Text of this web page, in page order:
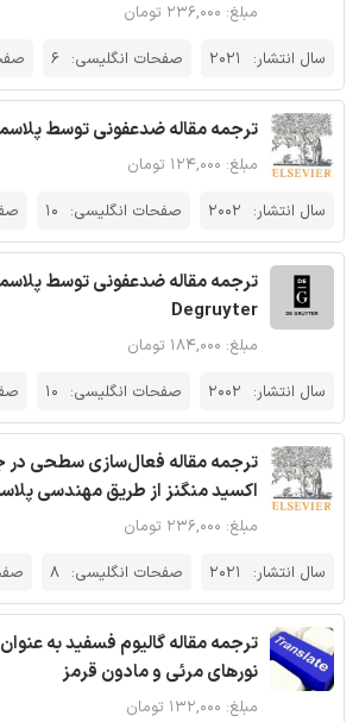
مبلغ: ۲۳۶,۰۰۰ تومان
سال انتشار:
2021 صفحات انگلیسی: 6
ترجمه مقاله ضدعفونی توسط
مبلغ: ۱۲۴,۰۰۰ تومان
سال انتشار: 2002 صفحات انگلیسی: 10
ترجمه مقاله ضدعفونی توسط
Degruyter
مبلغ: ۱۸۴,۰۰۰ تومان
سال انتشار: 2002 صفحات انگلیسی: 10
ترجمه مقاله فعال‌سازی سطحی در
اکسید منگنز از طریق مهندسی
مبلغ: ۲۳۶,۰۰۰ تومان
سال انتشار:
2021 صفحات انگلیسی: 8
ترجمه مقاله گالیوم فسفید به
نورهای مرئی و مادون قرمز
مبلغ: ۱۳۲,۰۰۰ تومان